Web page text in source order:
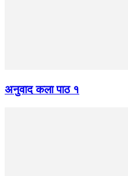
अनुवाद कला पाठ १